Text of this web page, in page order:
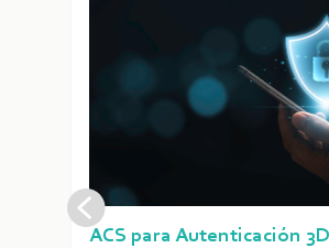
ACS para Autenticación